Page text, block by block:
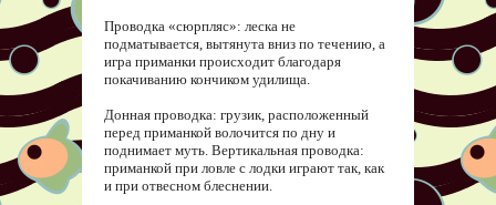
Проводка «сюрпляс»: леска не
подматывается, вытянута вниз по течению, а
игра приманки происходит благодаря
покачиванию кончиком удилища.
Донная проводка: грузик, расположенный
перед приманкой волочится по дну и
поднимает муть. Вертикальная проводка:
приманкой при ловле с лодки играют так, как
и при отвесном блеснении.